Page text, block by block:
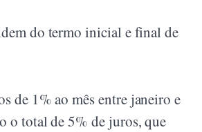
do termo inicial e final de
de 1% ao mês entre janeiro e
o total de 5% de juros, que